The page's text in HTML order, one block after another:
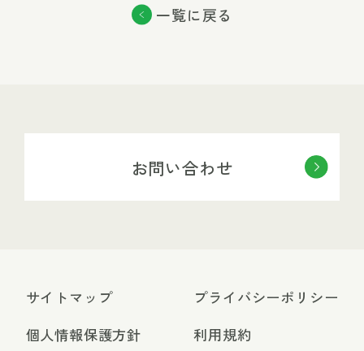
一覧に戻る
お問い合わせ
サイトマップ
個人情報保護方針
プライバシーポリシー
利用規約